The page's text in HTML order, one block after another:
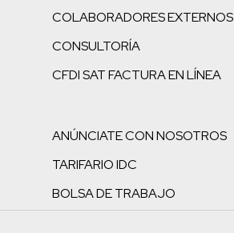
COLABORADORES EXTERNOS
CONSULTORÍA
CFDI SAT FACTURA EN LÍNEA
ANÚNCIATE CON NOSOTROS
TARIFARIO IDC
BOLSA DE TRABAJO